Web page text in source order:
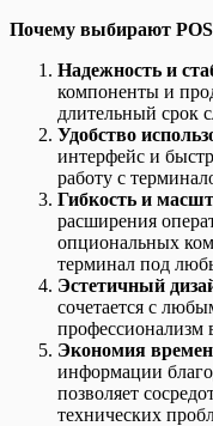
Почему выбирают
Надежность и
компоненты и
длительный срок
Удобство
интерфейс и
работу с
Гибкость и
расширения
опциональных
терминал под
Эстетичный
сочетается с
профессионализм
Экономия
информации
позволяет
технических